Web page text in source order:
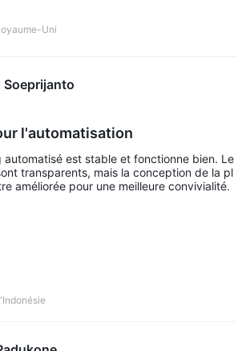
Uni
Soeprijanto
l'automatisation
automatisé est stable et fonctionne bien. Le
transparents, mais la conception de la pl
améliorée pour une meilleure convivialité.